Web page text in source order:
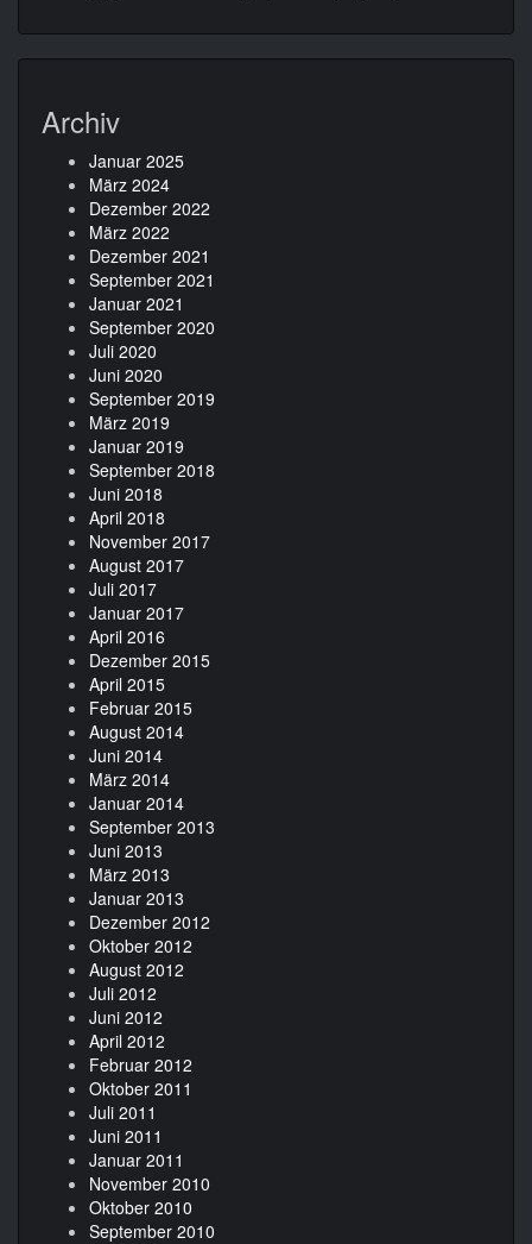
Archiv
Januar 2025
März 2024
Dezember 2022
März 2022
Dezember 2021
September 2021
Januar 2021
September 2020
Juli 2020
Juni 2020
September 2019
März 2019
Januar 2019
September 2018
Juni 2018
April 2018
November 2017
August 2017
Juli 2017
Januar 2017
April 2016
Dezember 2015
April 2015
Februar 2015
August 2014
Juni 2014
März 2014
Januar 2014
September 2013
Juni 2013
März 2013
Januar 2013
Dezember 2012
Oktober 2012
August 2012
Juli 2012
Juni 2012
April 2012
Februar 2012
Oktober 2011
Juli 2011
Juni 2011
Januar 2011
November 2010
Oktober 2010
September 2010